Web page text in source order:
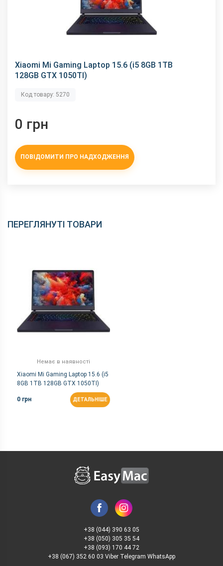
Характеристики та комплектацію товару виробник може
змінити без повідомлення.
Xiaomi Mi Gaming Laptop 15.6 (i5 8GB 1TB
128GB GTX 1050TI)
Код товару: 5270
0 грн
ПОВІДОМИТИ ПРО НАДХОДЖЕННЯ
ПЕРЕГЛЯНУТІ ТОВАРИ
Немає в наявності
Xiaomi Mi Gaming Laptop 15.6 (i5
8GB 1TB 128GB GTX 1050TI)
0 грн ДЕТАЛЬНІШЕ
+38 (044) 390 63 05
+38 (050) 305 35 54
+38 (093) 170 44 72
+38 (067) 352 60 03 Viber Telegram WhatsApp